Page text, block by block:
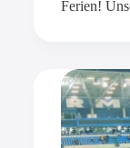
Ferien!